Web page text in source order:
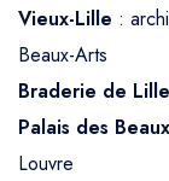
Vieux-Lille :
Beaux-Arts
Braderie de Lille
Palais des
Louvre